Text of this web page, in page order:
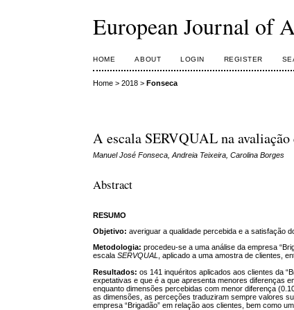
European Journal of
HOME ABOUT LOGIN REGISTER
Home >2018 >Fonseca
A escala SERVQUAL na
Manuel José Fonseca, Andreia Teixeira, Carolina Borges
Abstract
RESUMO
Objetivo: averiguar a qualidade percebida e a satisfação
Metodologia:procedeu-se a uma análise da empresa
escalaSERVQUAL, aplicado a uma amostra de clientes,
Resultados:os 141 inquéritos aplicados aos clientes da
expetativas e que é a que apresenta menores diferenças
enquanto dimensões percebidas com menor diferença
as dimensões, as perceções traduziram sempre valores
empresa “Brigadão” em relação aos clientes, bem como